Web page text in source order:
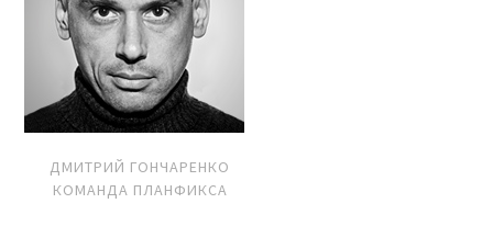
ДМИТРИЙ ГОНЧАРЕНКО
КОМАНДА ПЛАНФИКСА